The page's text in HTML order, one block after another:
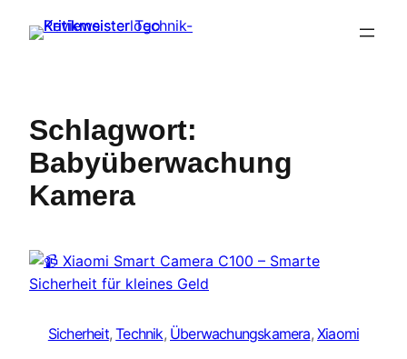
Inhalt
Schlagwort:
Babyüberwachung
Kamera
Sicherheit, Technik, Überwachungskamera, Xiaomi